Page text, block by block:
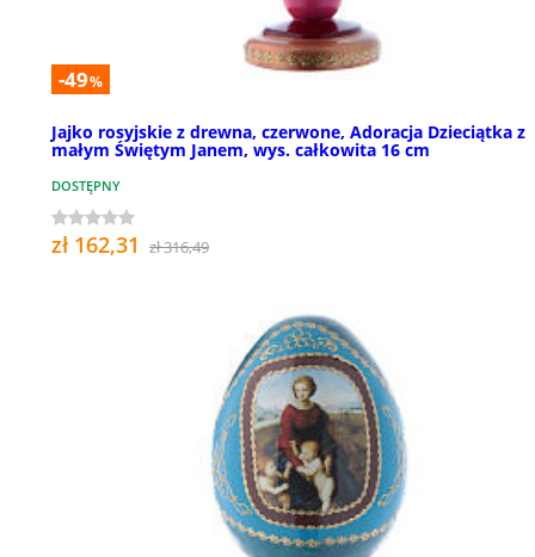
-49%
Jajko rosyjskie z drewna, czerwone, Adoracja Dzieciątka z
małym Świętym Janem, wys. całkowita 16 cm
DOSTĘPNY
zł 162,31 zł 316,49